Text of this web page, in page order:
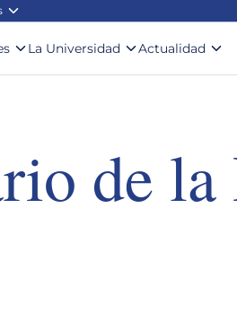
La Universidad Actualidad
de la